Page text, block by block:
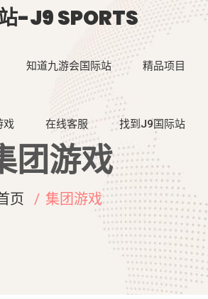
-J9 SPORTS
知道九游会国际站 精品项目
戏 在线客服 找到J9国际站
团游戏
页 集团游戏